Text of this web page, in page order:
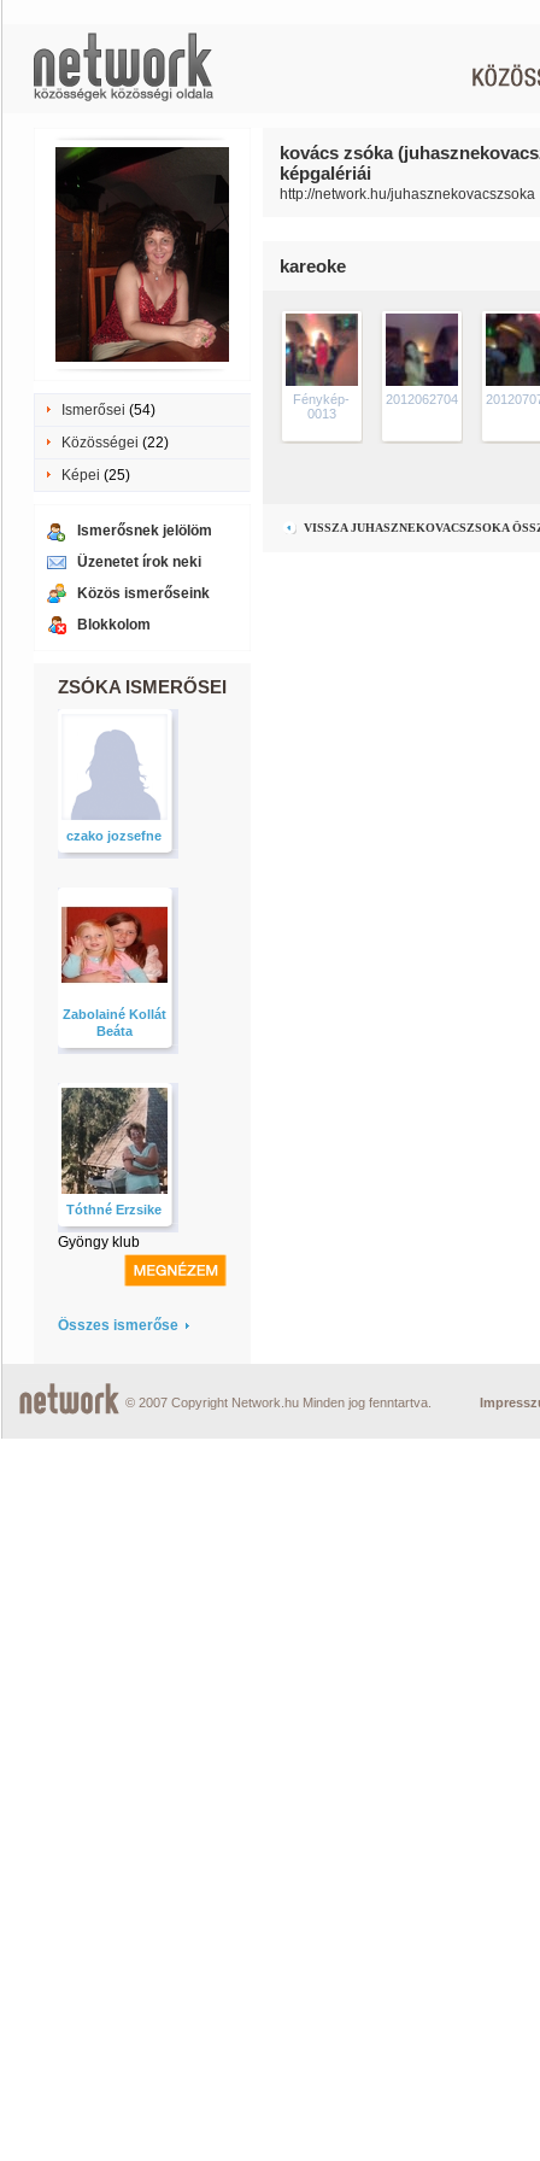
Ismerősei (54)
Közösségei (22)
Képei (25)
Ismerősnek jelölöm
Üzenetet írok neki
Közös ismerőseink
Blokkolom
ZSÓKA ISMERŐSEI
czako jozsefne
Zabolainé Kollát
Beáta
Tóthné Erzsike
Gyöngy klub
Összes ismerőse
kovács zsóka
képgalériái
http://network.hu/juhasznekovacszsoka
kareoke
Fénykép-
0013
20120627043
VISSZA JUHASZNEKOVACSZSOKA
© 2007 Copyright Network.hu Minden jog fenntartva.